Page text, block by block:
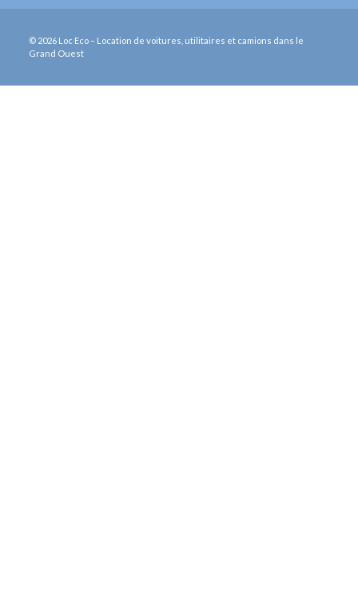
© 2026 Loc Eco – Location de voitures, utilitaires et camions dans le
Grand Ouest